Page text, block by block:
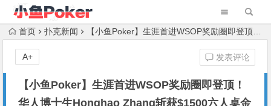
首页 扑克新闻 【小鱼Poker】生涯首进WSOP奖励圈即登顶！华人博士生Honghao Zhang斩获$1500六人桌金手链
【小鱼Poker】生涯首进WSOP奖励圈即登顶！
华人博士生Honghao Zhang斩获$1500六人桌金
发表评论
A+